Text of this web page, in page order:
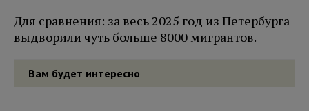
Для сравнения: за весь 2025 год из Петербурга
выдворили чуть больше 8000 мигрантов.
Вам будет интересно